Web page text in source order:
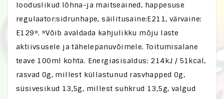
looduslikud lõhna-ja maitseained, happesuse
regulaator:sidrunhape, säilitusaine:E211, värvaine:
E129*. *Võib avaldada kahjulikku mõju laste
aktiivsusele ja tähelepanuvõimele. Toitumisalane
teave 100ml kohta. Energiasisaldus: 214kJ / 51kcal,
rasvad 0g, millest küllastunud rasvhapped 0g,
süsivesikud 13,5g, millest suhkrud 13,5g, valgud